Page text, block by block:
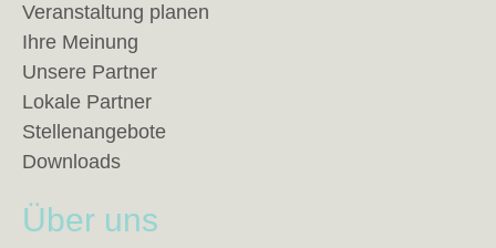
Veranstaltung planen
Ihre Meinung
Unsere Partner
Lokale Partner
Stellenangebote
Downloads
Über uns